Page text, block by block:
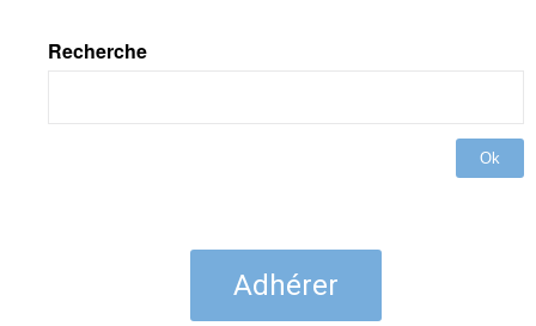
Recherche
Ok
Adhérer